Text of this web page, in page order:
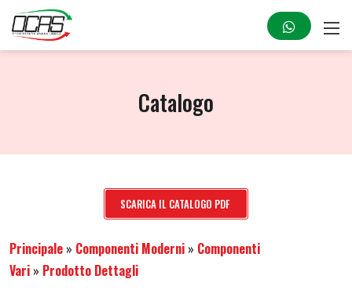
Catalogo
SCARICA IL CATALOGO PDF
Principale » Componenti Moderni » Componenti
Vari » Prodotto Dettagli